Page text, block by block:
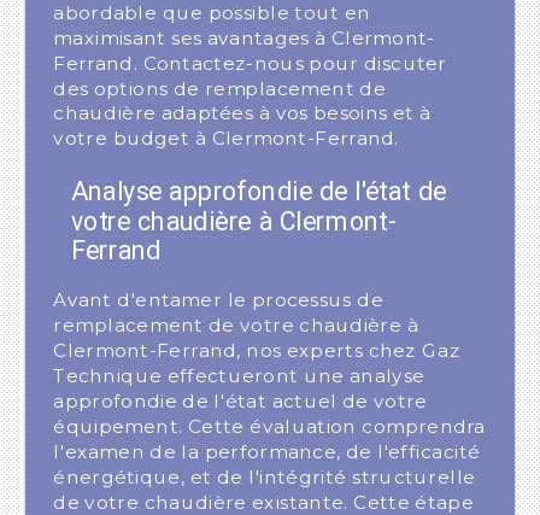
abordable que possible tout en
maximisant ses avantages à Clermont-
Ferrand. Contactez-nous pour discuter
des options de remplacement de
chaudière adaptées à vos besoins et à
votre budget à Clermont-Ferrand.
Analyse approfondie de l'état de
votre chaudière à Clermont-
Ferrand
Avant d'entamer le processus de
remplacement de votre chaudière à
Clermont-Ferrand, nos experts chez Gaz
Technique effectueront une analyse
approfondie de l'état actuel de votre
équipement. Cette évaluation comprendra
l'examen de la performance, de l'efficacité
énergétique, et de l'intégrité structurelle
de votre chaudière existante. Cette étape